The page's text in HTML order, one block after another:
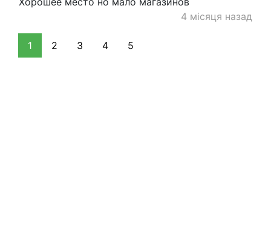
4 місяця назад
1 2 3 4 5